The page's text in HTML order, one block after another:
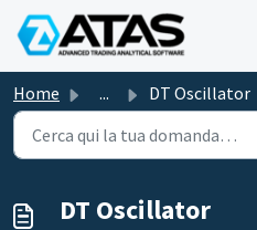
Salta al contenuto principale
Home ... DT Oscillator
DT Oscillator